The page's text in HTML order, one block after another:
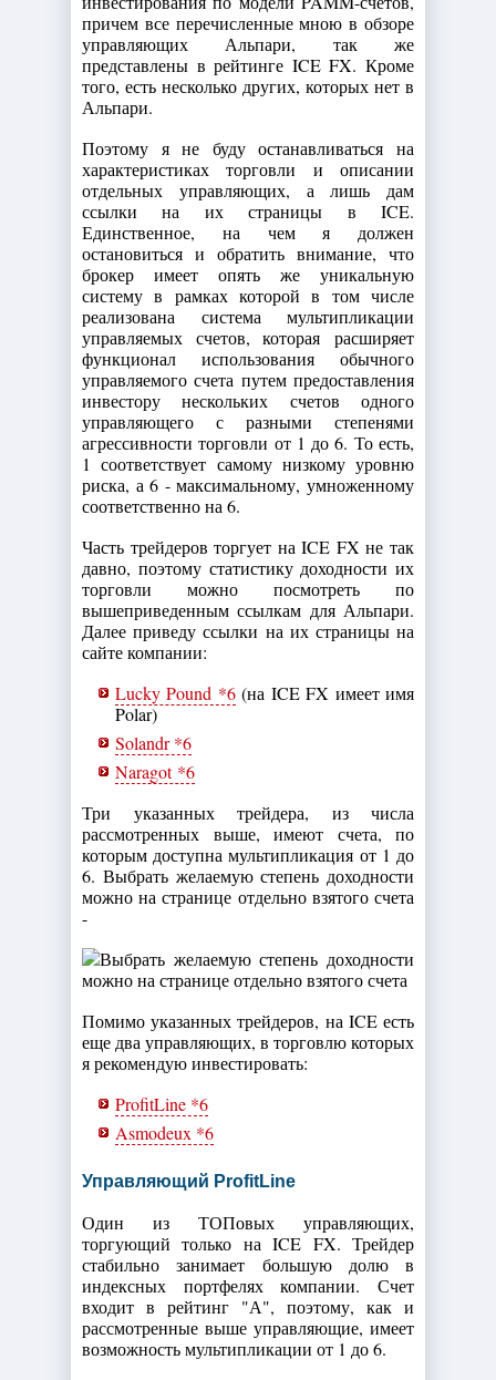
причем все перечисленные мною в обзоре
управляющих Альпари, так же
представлены в рейтинге ICE FX. Кроме
того, есть несколько других, которых нет в
Альпари.
Поэтому я не буду останавливаться на
характеристиках торговли и описании
отдельных управляющих, а лишь дам
ссылки на их страницы в ICE.
Единственное, на чем я должен
остановиться и обратить внимание, что
брокер имеет опять же уникальную
систему в рамках которой в том числе
реализована система мультипликации
управляемых счетов, которая расширяет
функционал использования обычного
управляемого счета путем предоставления
инвестору нескольких счетов одного
управляющего с разными степенями
агрессивности торговли от 1 до 6. То есть,
1 соответствует самому низкому уровню
риска, а 6 - максимальному, умноженному
соответственно на 6.
Часть трейдеров торгует на ICE FX не так
давно, поэтому статистику доходности их
торговли можно посмотреть по
вышеприведенным ссылкам для Альпари.
Далее приведу ссылки на их страницы на
сайте компании:
Lucky Pound *6(на ICE FX имеет имя
Polar)
Solandr *6
Naragot *6
Три указанных трейдера, из числа
рассмотренных выше, имеют счета, по
которым доступна мультипликация от 1 до
6. Выбрать желаемую степень доходности
можно на странице отдельно взятого счета
-
Помимо указанных трейдеров, на ICE есть
еще два управляющих, в торговлю которых
я рекомендую инвестировать:
ProfitLine *6
Asmodeux *6
Управляющий ProfitLine
Один из ТОПовых управляющих,
торгующий только на ICE FX. Трейдер
стабильно занимает большую долю в
индексных портфелях компании. Счет
входит в рейтинг "А", поэтому, как и
рассмотренные выше управляющие, имеет
возможность мультипликации от 1 до 6.